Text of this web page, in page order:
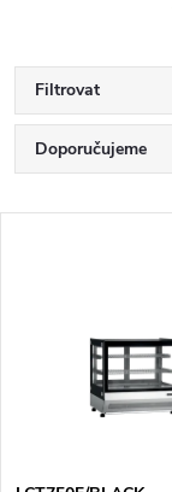
Filtrovat
Ř
a
Doporučujeme
Abecedně